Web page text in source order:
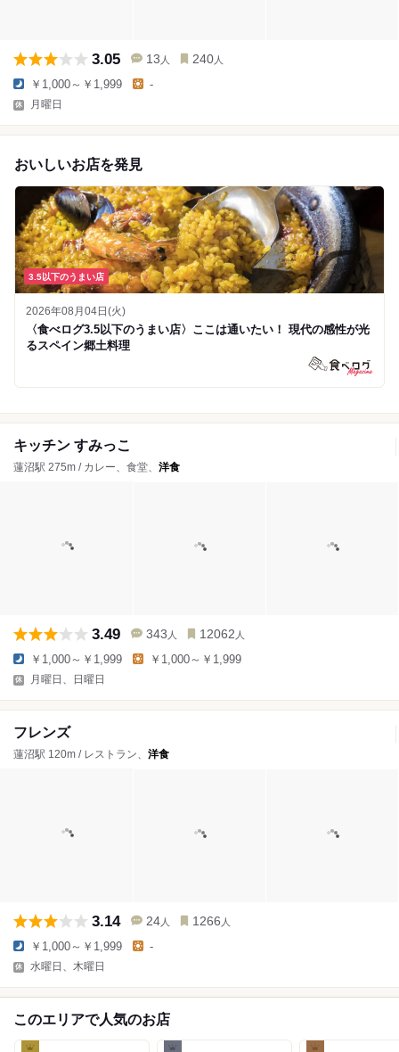
3.05 13 人 240 人
￥1,000～￥1,999 -
月曜日
おいしいお店を発見
3.5以下のうまい店
2026年08月04日(火)
〈食べログ3.5以下のうまい店〉ここは通いたい！ 現代の感性が光
るスペイン郷土料理
キッチン すみっこ
蓮沼駅 275m / カレー、食堂、 洋食
3.49 343 人 12062 人
￥1,000～￥1,999 ￥1,000～￥1,999
月曜日、日曜日
フレンズ
蓮沼駅 120m / レストラン、 洋食
3.14 24 人 1266 人
￥1,000～￥1,999 -
水曜日、木曜日
このエリアで人気のお店